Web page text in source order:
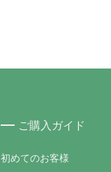
ご購入ガイド
初めてのお客様